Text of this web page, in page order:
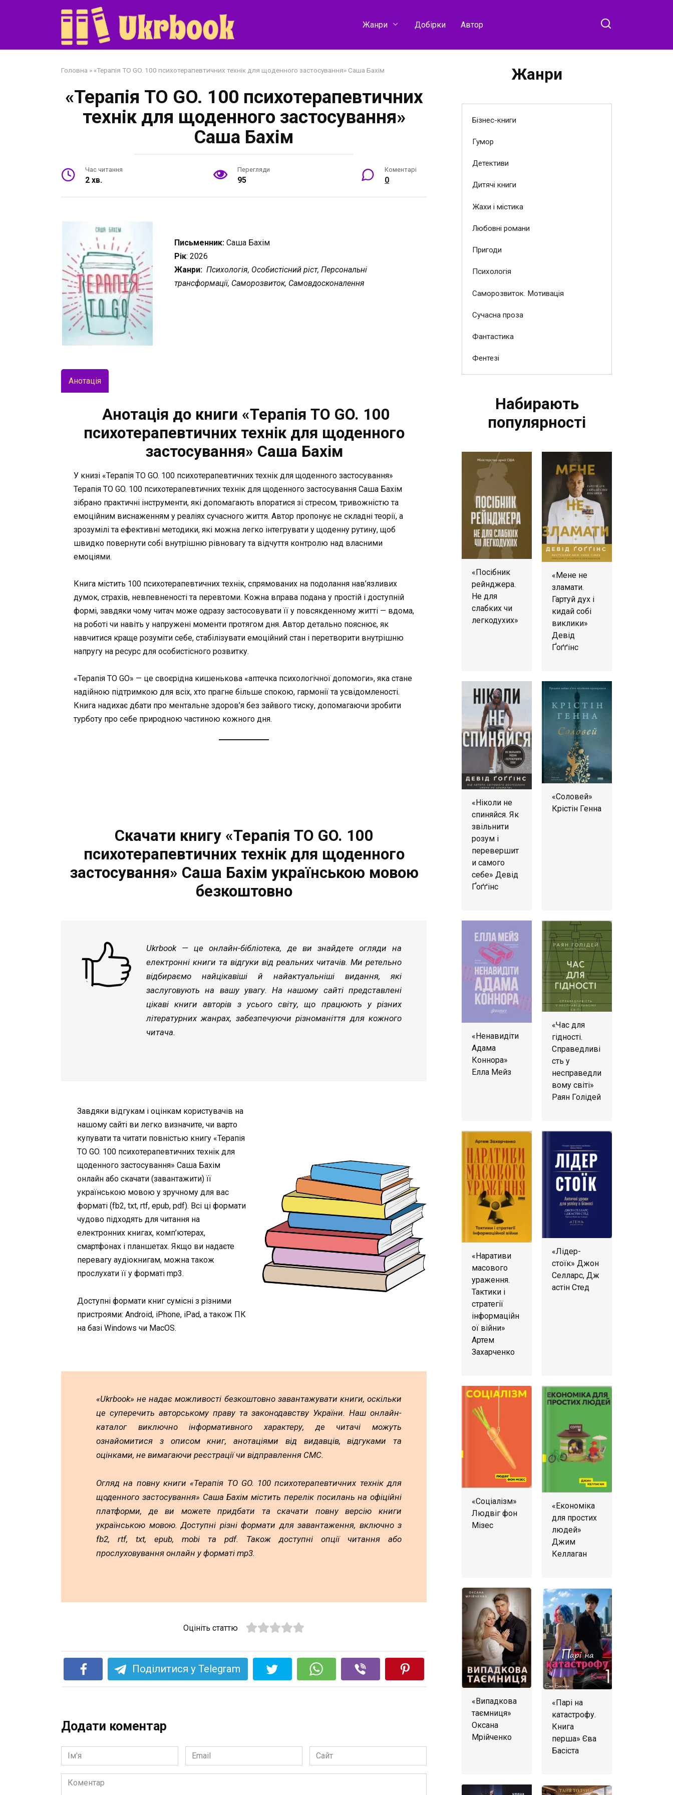
Жанри Добірки Автор
Головна » «Терапія TO GO. 100 психотерапевтичних технік для щоденного застосування» Саша Бахім
«Терапія TO GO. 100 психотерапевтичних
технік для щоденного застосування»
Саша Бахім
Час читання
2 хв.
Перегляди
95
Коментарі
0
Письменник: Саша Бахім
Рік: 2026
Жанри: Психологія, Особистісний ріст, Персональні
трансформації, Саморозвиток, Самовдосконалення
Анотація
Анотація до книги «Терапія TO GO. 100
психотерапевтичних технік для щоденного
застосування» Саша Бахім
У книзі «Терапія TO GO. 100 психотерапевтичних технік для щоденного застосування»
Терапія TO GO. 100 психотерапевтичних технік для щоденного застосування Саша Бахім
зібрано практичні інструменти, які допомагають впоратися зі стресом, тривожністю та
емоційним виснаженням у реаліях сучасного життя. Автор пропонує не складні теорії, а
зрозумілі та ефективні методики, які можна легко інтегрувати у щоденну рутину, щоб
швидко повернути собі внутрішню рівновагу та відчуття контролю над власними
емоціями.
Книга містить 100 психотерапевтичних технік, спрямованих на подолання нав’язливих
думок, страхів, невпевненості та перевтоми. Кожна вправа подана у простій і доступній
формі, завдяки чому читач може одразу застосовувати її у повсякденному житті — вдома,
на роботі чи навіть у напружені моменти протягом дня. Автор детально пояснює, як
навчитися краще розуміти себе, стабілізувати емоційний стан і перетворити внутрішню
напругу на ресурс для особистісного розвитку.
«Терапія TO GO» — це своєрідна кишенькова «аптечка психологічної допомоги», яка стане
надійною підтримкою для всіх, хто прагне більше спокою, гармонії та усвідомленості.
Книга надихає дбати про ментальне здоров’я без зайвого тиску, допомагаючи зробити
турботу про себе природною частиною кожного дня.
Скачати книгу «Терапія TO GO. 100
психотерапевтичних технік для щоденного
застосування» Саша Бахім українською мовою
безкоштовно
Ukrbook — це онлайн-бібліотека, де ви знайдете огляди на
електронні книги та відгуки від реальних читачів. Ми ретельно
відбираємо найцікавіші й найактуальніші видання, які
заслуговують на вашу увагу. На нашому сайті представлені
цікаві книги авторів з усього світу, що працюють у різних
літературних жанрах, забезпечуючи різноманіття для кожного
читача.
Завдяки відгукам і оцінкам користувачів на
нашому сайті ви легко визначите, чи варто
купувати та читати повністью книгу «Терапія
TO GO. 100 психотерапевтичних технік для
щоденного застосування» Саша Бахім
онлайн або скачати (завантажити) її
українською мовою у зручному для вас
форматі (fb2, txt, rtf, epub, pdf). Всі ці формати
чудово підходять для читання на
електронних книгах, комп’ютерах,
смартфонах і планшетах. Якщо ви надаєте
перевагу аудіокнигам, можна також
прослухати її у форматі mp3.
Доступні формати книг сумісні з різними
пристроями: Android, iPhone, iPad, а також ПК
на базі Windows чи MacOS.
«Ukrbook» не надає можливості безкоштовно завантажувати книги, оскільки
це суперечить авторському праву та законодавству України. Наш онлайн-
каталог виключно інформативного характеру, де читачі можуть
ознайомитися з описом книг, анотаціями від видавців, відгуками та
оцінками, не вимагаючи реєстрації чи відправлення СМС.
Огляд на повну книги «Терапія TO GO. 100 психотерапевтичних технік для
щоденного застосування» Саша Бахім містить перелік посилань на офіційні
платформи, де ви можете придбати та скачати повну версію книги
українською мовою. Доступні різні формати для завантаження, включно з
fb2, rtf, txt, epub, mobi та pdf. Також доступні опції читання або
прослуховування онлайн у форматі mp3.
Оцініть статтю
Поділитися у Telegram
Додати коментар
Ім'я
*
Email
*
Сайт
Коментар
Жанри
Бізнес-книги
Гумор
Детективи
Дитячі книги
Жахи і містика
Любовні романи
Пригоди
Психологія
Саморозвиток. Мотивація
Сучасна проза
Фантастика
Фентезі
Набирають
популярності
«Посібник
рейнджера.
Не для
слабких чи
легкодухих»
«Мене не
зламати.
Гартуй дух і
кидай собі
виклики»
Девід
Ґоґґінс
«Ніколи не
спиняйся. Як
звільнити
розум і
перевершит
и самого
себе» Девід
Ґоґґінс
«Соловей»
Крістін Генна
«Ненавидіти
Адама
Коннора»
Елла Мейз
«Час для
гідності.
Справедливі
сть у
несправедли
вому світі»
Раян Голідей
«Наративи
масового
ураження.
Тактики і
стратегії
інформаційн
ої війни»
Артем
Захарченко
«Лідер-
стоїк» Джон
Селларс, Дж
астін Стед
«Соціалізм»
Людвіг фон
Мізес
«Економіка
для простих
людей»
Джим
Келлаган
«Випадкова
таємниця»
Оксана
Мрійченко
«Парі на
катастрофу.
Книга
перша» Єва
Басіста